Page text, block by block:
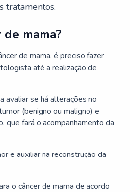
tratamentos.
mama?
de mama, é preciso fazer
até a realização de
avaliar se há alterações no
(benigno ou maligno) e
que fará o acompanhamento da
e auxiliar na reconstrução da
o câncer de mama de acordo